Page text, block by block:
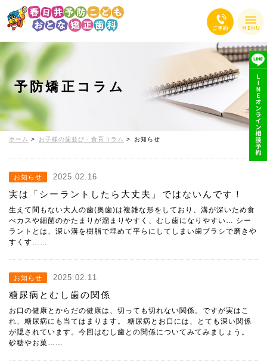
予防矯正コラム
ホーム お子様の歯並び・食育コラム お知らせ
お知らせ 2025.02.16
実は「シーラントしたら大丈夫」ではないんです！
生えて間もない大人の歯(奥歯)は複雑な形をしており、溝が深いため食
べカスや細菌のかたまりが溜まりやすく、むし歯になりやすい… シー
ラントとは、深い溝を樹脂で埋めて平らにしてしまい歯ブラシで磨きや
すくす……
お知らせ 2025.02.11
糖尿病とむし歯の関係
お口の健康とからだの健康は、切っても切れない関係。ですが実はこ
れ、糖尿病にも当てはまります。 糖尿病とお口には、とても深い関係
が隠されています。今回はむし歯との関係についてみてみましょう。
砂糖やお菓……